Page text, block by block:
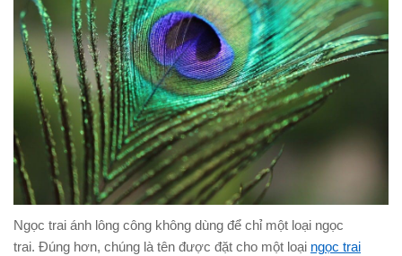
Ngọc trai ánh lông công không dùng để chỉ một loại ngọc
trai. Đúng hơn, chúng là tên được đặt cho một loại ngọc trai